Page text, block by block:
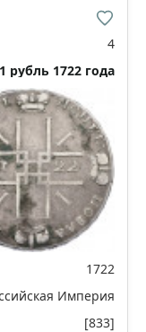
4
1 рубль 1722 года
1722
Империя
[833]